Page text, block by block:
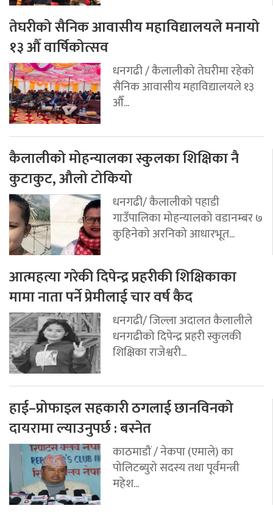
तेघरीको सैनिक आवासीय महाविद्यालयले मनायो
१३ औँ वार्षिकोत्सव
धनगढी / कैलालीको तेघरीमा रहेको
सैनिक आवासीय महाविद्यालयले १३
औँ...
कैलालीको मोहन्यालका स्कुलका शिक्षिका नै
कुटाकुट, औलो टोकियो
धनगढी/ कैलालीको पहाडी
गाउँपालिका मोहन्यालको वडानम्बर ७
कुहिनेको अरनिको आधारभूत...
आत्महत्या गरेकी दिपेन्द्र प्रहरीकी शिक्षिकाका
मामा नाता पर्ने प्रेमीलाई चार वर्ष कैद
धनगढी/ जिल्ला अदालत कैलालीले
धनगढीको दिपेन्द्र प्रहरी स्कुलकी
शिक्षिका राजेश्वरी...
हाई–प्रोफाइल सहकारी ठगलाई छानविनको
दायरामा ल्याउनुपर्छ : बस्नेत
काठमाडौं / नेकपा (एमाले) का
पोलिटब्युरो सदस्य तथा पूर्वमन्त्री
महेश...